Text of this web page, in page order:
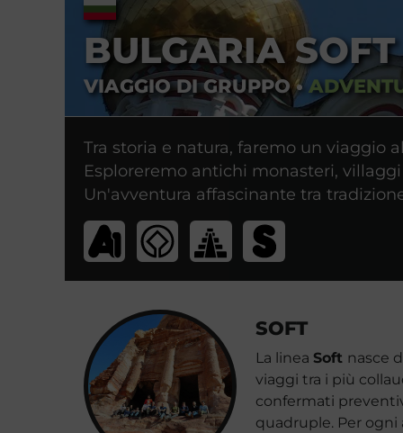
BULGARIA SOFT
VIAGGIO DI GRUPPO•
Tra storia e natura, faremo un viaggio
Esploreremo antichi monasteri,
Un'avventura affascinante tra
SOFT
La linea Soft nasce
viaggi tra i più
confermati
quadruple. Per